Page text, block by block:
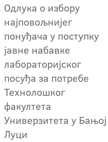
Одлука о избору
најповољнијег
понуђача у поступку
јавне набавке
лабораторијског
посуђа за потребе
Технолошког
факултета
Универзитета у Бањој
Луци